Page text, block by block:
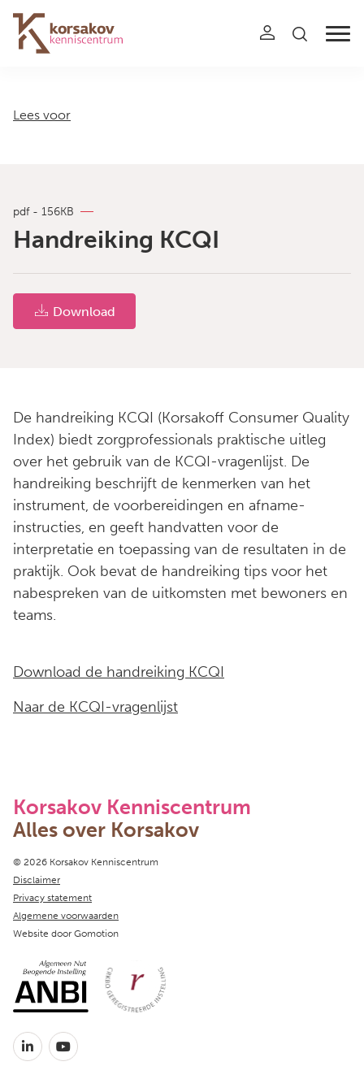
Navigation
Lees voor
pdf - 156KB
Handreiking KCQI
Download
De handreiking KCQI (Korsakoff Consumer Quality
Index) biedt zorgprofessionals praktische uitleg
over het gebruik van de KCQI-vragenlijst. De
handreiking beschrijft de kenmerken van het
instrument, de voorbereidingen en afname-
instructies, en geeft handvatten voor de
interpretatie en toepassing van de resultaten in de
praktijk. Ook bevat de handreiking tips voor het
nabespreken van de uitkomsten met bewoners en
teams.
Download de handreiking KCQI
Naar de KCQI-vragenlijst
Korsakov Kenniscentrum
Alles over Korsakov
Copyright navigation
© 2026 Korsakov Kenniscentrum
Disclaimer
Privacy statement
Algemene voorwaarden
Website door Gomotion